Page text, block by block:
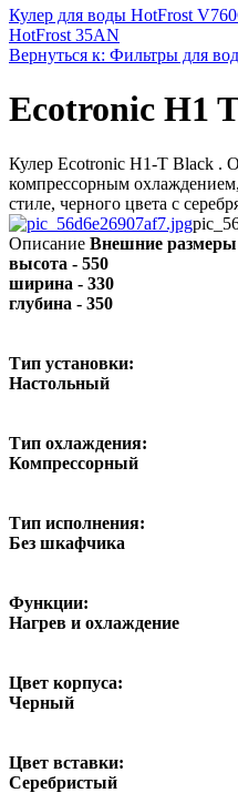
Кулер для воды HotFrost
HotFrost 35AN
Вернуться к: Фильтры для
Ecotronic H1
Кулер Ecotronic H1-T Black .
компрессорным
стиле, черного цвета с
Описание Внешние
высота - 550
ширина - 330
глубина - 350
Тип установки:
Настольный
Тип охлаждения:
Компрессорный
Тип исполнения:
Без шкафчика
Функции:
Нагрев и охлаждение
Цвет корпуса:
Черный
Цвет вставки:
Серебристый